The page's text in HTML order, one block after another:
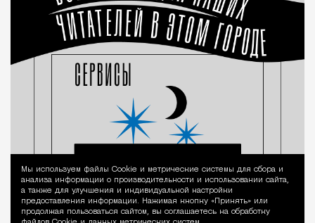
Уведомление
Мы используем файлы Сookie и метрические системы для сбора и
анализа информации о производительности и использовании сайта,
а также для улучшения и индивидуальной настройки
предоставления информации. Нажимая кнопку «Принять» или
продолжая пользоваться сайтом, вы соглашаетесь на обработку